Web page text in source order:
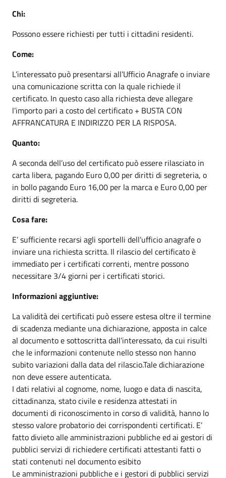
Chi:
Possono essere richiesti per tutti i cittadini residenti.
Come:
L’interessato può presentarsi all’Ufficio Anagrafe o inviare
una comunicazione scritta con la quale richiede il
certificato. In questo caso alla richiesta deve allegare
l’importo pari a costo del certificato + BUSTA CON
AFFRANCATURA E INDIRIZZO PER LA RISPOSA.
Quanto:
A seconda dell’uso del certificato può essere rilasciato in
carta libera, pagando Euro 0,00 per diritti di segreteria, o
in bollo pagando Euro 16,00 per la marca e Euro 0,00 per
diritti di segreteria.
Cosa fare:
E’ sufficiente recarsi agli sportelli dell’ufficio anagrafe o
inviare una richiesta scritta. Il rilascio del certificato è
immediato per i certificati correnti, mentre possono
necessitare 3/4 giorni per i certificati storici.
Informazioni aggiuntive:
La validità dei certificati può essere estesa oltre il termine
di scadenza mediante una dichiarazione, apposta in calce
al documento e sottoscritta dall’interessato, da cui risulti
che le informazioni contenute nello stesso non hanno
subito variazioni dalla data del rilascio.Tale dichiarazione
non deve essere autenticata.
I dati relativi al cognome, nome, luogo e data di nascita,
cittadinanza, stato civile e residenza attestati in
documenti di riconoscimento in corso di validità, hanno lo
stesso valore probatorio dei corrispondenti certificati. E’
fatto divieto alle amministrazioni pubbliche ed ai gestori di
pubblici servizi di richiedere certificati attestanti fatti o
stati contenuti nel documento esibito
Le amministrazioni pubbliche e i gestori di pubblici servizi